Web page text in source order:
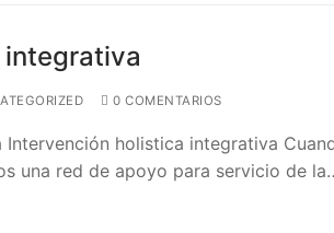
0 COMENTARIOS
holistica integrativa
una red de apoyo para servicio de